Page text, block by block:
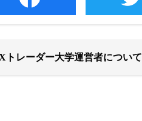
トレーダー大学運営者について